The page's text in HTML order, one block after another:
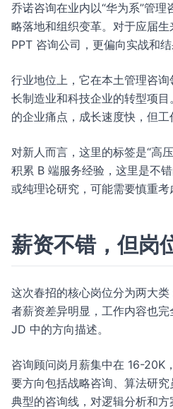
乔诺咨询在业内以“华为系”管
略落地和组织变革。对于应届
PPT 咨询公司，更偏向实战和结
行业地位上，它在本土管理咨
长制造业和科技企业的转型项
的企业痛点，成长速度快，但工
对新人而言，这里的标签是“高
积累 B 端服务经验，这里是不
或纯理论研究，可能需要慎重考
薪资不错，但岗
这次春招的核心岗位分为两大类
者薪资差异明显，工作内容也
JD 中的方向描述。
咨询顾问岗月薪集中在 16-20K
要方向包括战略咨询、算法研
典型的咨询线，对逻辑分析和方